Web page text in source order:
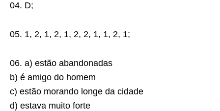
04. D;
05. 1, 2, 1, 2, 1, 2, 2, 1, 1, 2, 1;
06. a) estão abandonadas
b) é amigo do homem
c) estão morando longe da cidade
d) estava muito forte